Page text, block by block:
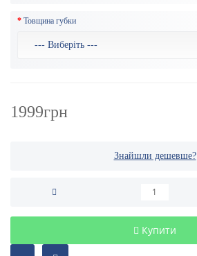
Товщина губки
1999грн
Знайшли дешевше?
Купити